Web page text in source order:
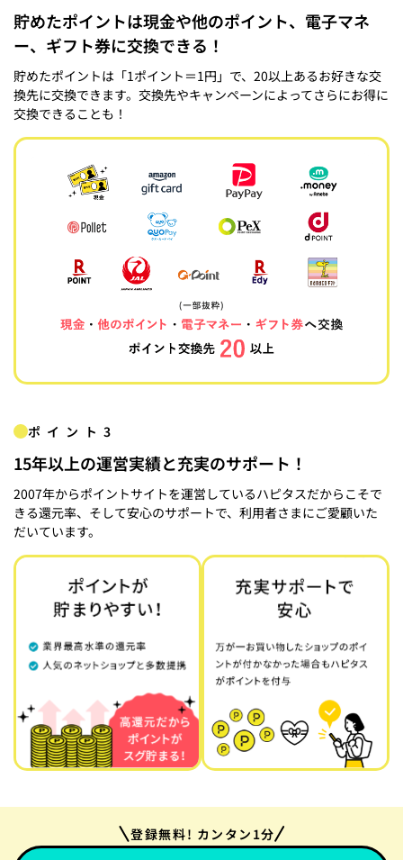
貯めたポイントは現金や他のポイント、電子マネ
ー、ギフト券に交換できる！
貯めたポイントは「1ポイント＝1円」で、20以上あるお好きな交
換先に交換できます。交換先やキャンペーンによってさらにお得に
交換できることも！
ポイント3
15年以上の運営実績と充実のサポート！
2007年からポイントサイトを運営しているハピタスだからこそで
きる還元率、そして安心のサポートで、利用者さまにご愛顧いた
だいています。
登録無料! カンタン1分